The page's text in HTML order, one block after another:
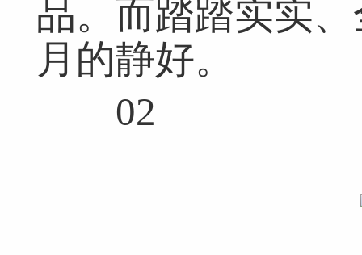
品。而踏踏实实
月的静好。
02